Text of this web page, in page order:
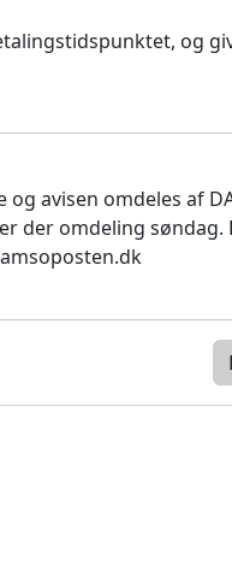
og
avisen omdeles af
der omdeling søndag.